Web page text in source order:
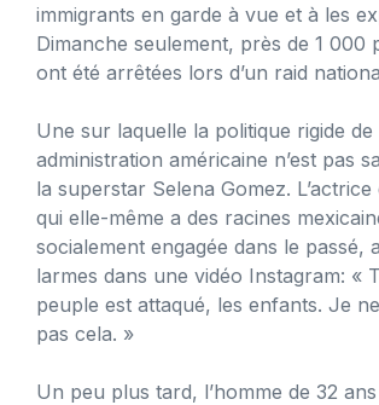
immigrants en garde à vue et à les
Dimanche seulement, près de 1 000
ont été arrêtées lors d’un raid
Une sur laquelle la politique rigide
administration américaine n’est pas
la superstar Selena Gomez.
qui elle-même a des racines
socialement engagée dans le passé,
larmes dans une vidéo Instagram: «
peuple est attaqué, les enfants. Je
pas cela. »
Un peu plus tard, l’homme de 32